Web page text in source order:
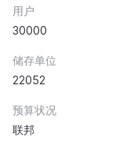
用户
30000
储存单位
22052
预算状况
联邦